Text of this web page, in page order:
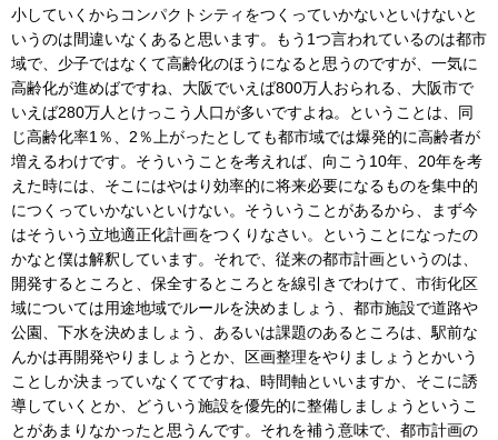
小していくからコンパクトシティをつくっていかないといけないと
いうのは間違いなくあると思います。もう1つ言われているのは都市
域で、少子ではなくて高齢化のほうになると思うのですが、一気に
高齢化が進めばですね、大阪でいえば800万人おられる、大阪市で
いえば280万人とけっこう人口が多いですよね。ということは、同
じ高齢化率1％、2％上がったとしても都市域では爆発的に高齢者が
増えるわけです。そういうことを考えれば、向こう10年、20年を考
えた時には、そこにはやはり効率的に将来必要になるものを集中的
につくっていかないといけない。そういうことがあるから、まず今
はそういう立地適正化計画をつくりなさい。ということになったの
かなと僕は解釈しています。それで、従来の都市計画というのは、
開発するところと、保全するところとを線引きでわけて、市街化区
域については用途地域でルールを決めましょう、都市施設で道路や
公園、下水を決めましょう、あるいは課題のあるところは、駅前な
んかは再開発やりましょうとか、区画整理をやりましょうとかいう
ことしか決まっていなくてですね、時間軸といいますか、そこに誘
導していくとか、どういう施設を優先的に整備しましょうというこ
とがあまりなかったと思うんです。それを補う意味で、都市計画の